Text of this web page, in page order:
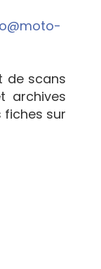
de scans
archives
fiches sur